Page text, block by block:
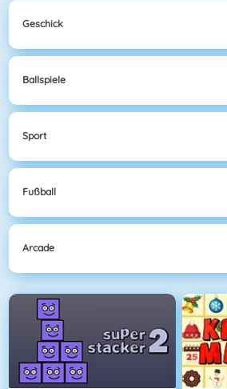
Geschick
Ballspiele
Sport
Fußball
Arcade